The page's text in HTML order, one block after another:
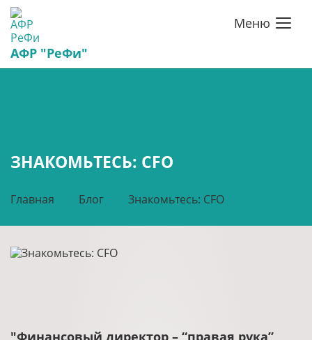
АФР "РеФи"
Меню
ЗНАКОМЬТЕСЬ: СFO
Главная Блог Знакомьтесь: СFO
"Финансовый директор – “правая рука”